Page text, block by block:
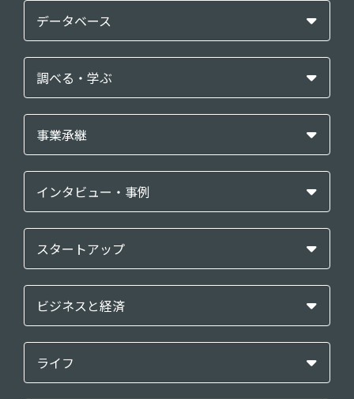
データベース
調べる・学ぶ
事業承継
インタビュー・事例
スタートアップ
ビジネスと経済
ライフ